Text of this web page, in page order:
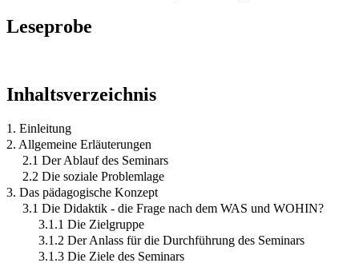
Leseprobe
Inhaltsverzeichnis
1. Einleitung
2. Allgemeine Erläuterungen
2.1 Der Ablauf des Seminars
2.2 Die soziale Problemlage
3. Das pädagogische Konzept
3.1 Die Didaktik - die Frage nach dem WAS und WOHIN?
3.1.1 Die Zielgruppe
3.1.2 Der Anlass für die Durchführung des Seminars
3.1.3 Die Ziele des Seminars